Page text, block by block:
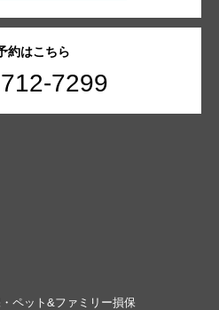
約はこちら
7299
ペット&ファミリー損保